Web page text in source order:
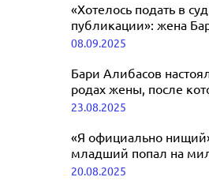
«Хотелось подать в
публикации»: жена
ответила на слухи об
08.09.2025
Бари Алибасов
родах жены, после
23.08.2025
«Я официально
младший попал на
продажи гостиницы
20.08.2025